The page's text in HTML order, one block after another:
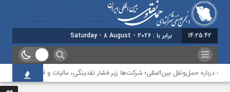
14:25:42 برابر با : Saturday - 8 August - 2026
حمل‌ونقل بین‌المللی؛ شرکت‌ها زیر فشار نقدینگی، مالیات و افت عملیات